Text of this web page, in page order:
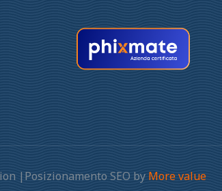
|Posizionamento SEO by More value